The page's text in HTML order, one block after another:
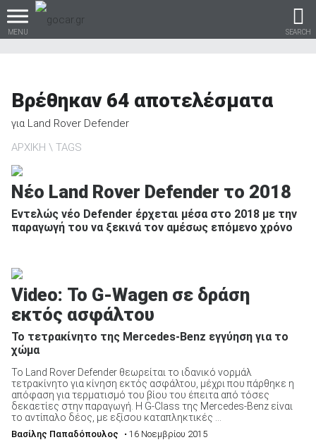
MENU SEARCH
Βρες τα πάντα για το
βρες το!
Καινούρια
ΑΝΑΖΗΤΗΣΗ
Μεταχειρισμένα
Βρέθηκαν 64 αποτελέσματα
για Land Rover Defender
ΑΡΧΙΚΗ
TAGS
Νέο Land Rover Defender το 2018
Εντελώς νέο Defender έρχεται μέσα στο 2018 με την
παραγωγή του να ξεκινά τον αμέσως επόμενο χρόνο
Video: Το G-Wagen σε δράση
εκτός ασφάλτου
Το τετρακίνητο της Mercedes-Benz εγγύηση για το
χώμα
Το Land Rover Defender θεωρείται το ιδανικό νορμάλ
τετρακίνητο για κίνηση εκτός ασφάλτου, μέχρι που πάρθηκε η
απόφαση για τερματισμό του βίου του έπειτα από τόσες
δεκαετίες στην παραγωγή. Η G-Class της Mercedes-Benz είναι
το αντίπαλο δέος, με εξίσου καταπληκτικές ...
Βασίλης Παπαδόπουλος • 16 Νοεμβρίου 2015